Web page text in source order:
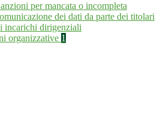
per mancata o incompleta
dei dati da parte dei titolari
incarichi dirigenziali
organizzative 1